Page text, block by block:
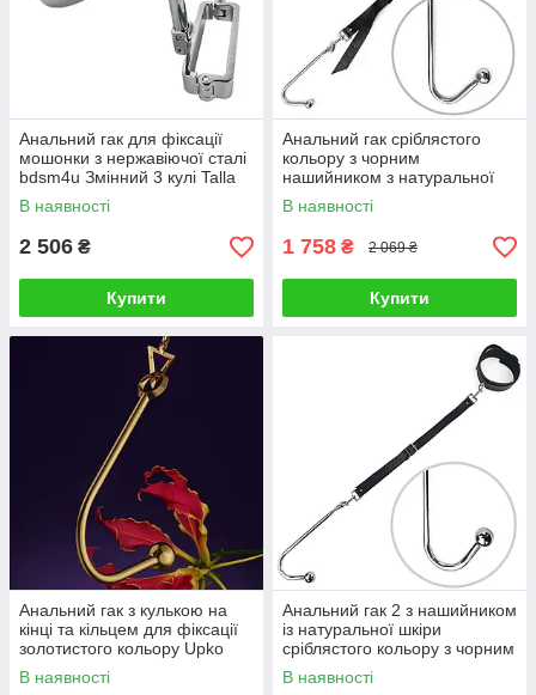
Анальний гак для фіксації
мошонки з нержавіючої сталі
bdsm4u Змінний 3 кулі Talla
В наявності
2 506 ₴
Купити
Анальний гак сріблястого
кольору з чорним
нашийником з натуральної
шкіри Art of Sex Anal hook
Talla
В наявності
1 758 ₴ 2 069 ₴
Купити
Анальний гак з кулькою на
кінці та кільцем для фіксації
золотистого кольору Upko
Hook Talla
В наявності
Анальний гак 2 з нашийником
із натуральної шкіри
сріблястого кольору з чорним
Art of Sex Anal hook Talla
В наявності